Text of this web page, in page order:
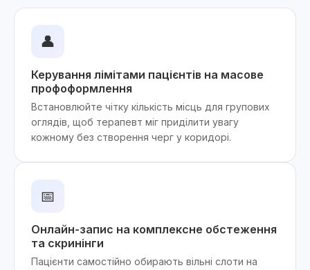
👤
Керування лімітами пацієнтів на масове
профоформлення
Встановлюйте чітку кількість місць для групових
оглядів, щоб терапевт міг приділити увагу
кожному без створення черг у коридорі.
📅
Онлайн-запис на комплексне обстеження
та скринінги
Пацієнти самостійно обирають вільні слоти на